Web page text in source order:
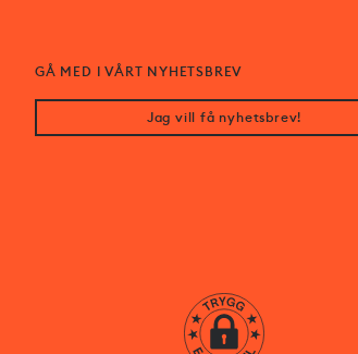
GÅ MED I VÅRT NYHETSBREV
Jag vill få nyhetsbrev!